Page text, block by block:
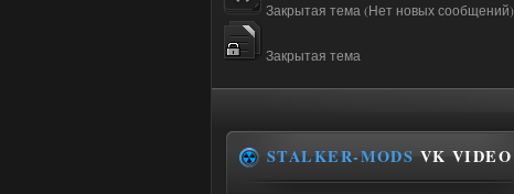
Закрытая тема (Нет новых сообщений)
Закрытая тема
STALKER-MODS VK VIDEO